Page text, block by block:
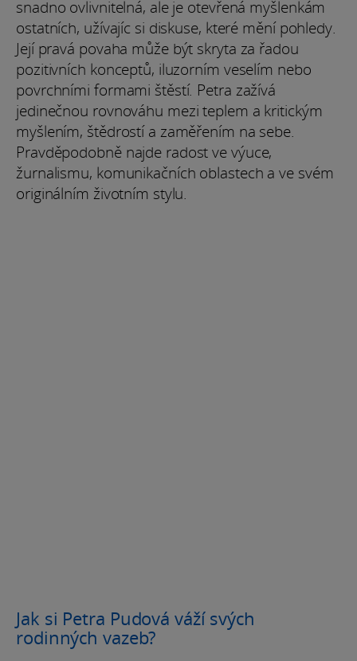
snadno ovlivnitelná, ale je otevřená myšlenkám
ostatních, užívajíc si diskuse, které mění pohledy.
Její pravá povaha může být skryta za řadou
pozitivních konceptů, iluzorním veselím nebo
povrchními formami štěstí. Petra zažívá
jedinečnou rovnováhu mezi teplem a kritickým
myšlením, štědrostí a zaměřením na sebe.
Pravděpodobně najde radost ve výuce,
žurnalismu, komunikačních oblastech a ve svém
originálním životním stylu.
Jak si Petra Pudová váží svých
rodinných vazeb?